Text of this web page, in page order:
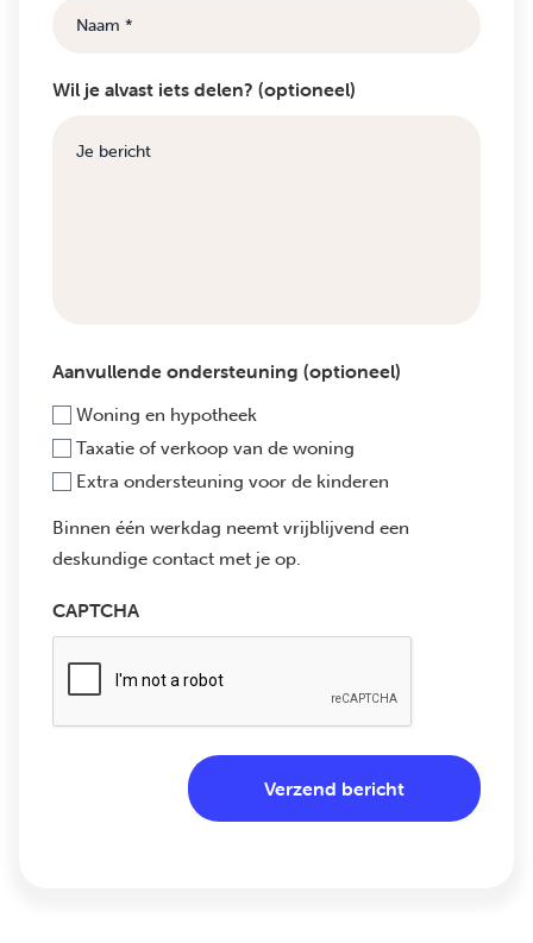
Wil je alvast iets delen? (optioneel)
Aanvullende ondersteuning (optioneel)
Woning en hypotheek
Taxatie of verkoop van de woning
Extra ondersteuning voor de kinderen
Binnen één werkdag neemt vrijblijvend een
deskundige contact met je op.
CAPTCHA